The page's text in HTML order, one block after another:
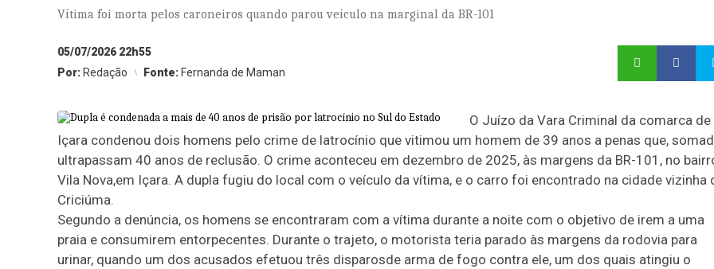
Vítima foi morta pelos caroneiros quando parou veículo na marginal da BR-101
05/07/2026 22h55
Por: Redação Fonte: Fernanda de Maman
O Juízo da Vara Criminal da comarca de
Içara condenou dois homens pelo crime de latrocínio que vitimou um homem de 39 anos a penas que,
ultrapassam 40 anos de reclusão. O crime aconteceu em dezembro de 2025, às margens da BR-101, no
Vila Nova,em Içara. A dupla fugiu do local com o veículo da vítima, e o carro foi encontrado na cidade vizinha
Criciúma.
Segundo a denúncia, os homens se encontraram com a vítima durante a noite com o objetivo de irem a uma
praia e consumirem entorpecentes. Durante o trajeto, o motorista teria parado às margens da rodovia para
urinar, quando um dos acusados efetuou três disparosde arma de fogo contra ele, um dos quais atingiu o